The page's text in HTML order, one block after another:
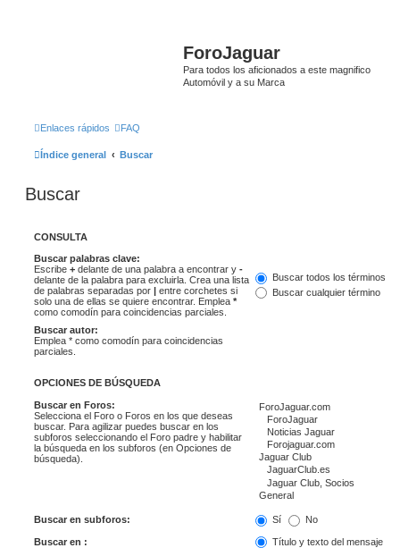
ForoJaguar
Para todos los aficionados a este magnifico
Automóvil y a su Marca
Enlaces rápidos FAQ
Índice general Buscar
Buscar
CONSULTA
Buscar palabras clave:
Escribe + delante de una palabra a encontrar y -
delante de la palabra para excluirla. Crea una lista
de palabras separadas por | entre corchetes si
solo una de ellas se quiere encontrar. Emplea *
como comodín para coincidencias parciales.
Buscar todos los términos
Buscar cualquier término
Buscar autor:
Emplea * como comodín para coincidencias
parciales.
OPCIONES DE BÚSQUEDA
Buscar en Foros:
Selecciona el Foro o Foros en los que deseas
buscar. Para agilizar puedes buscar en los
subforos seleccionando el Foro padre y habilitar
la búsqueda en los subforos (en Opciones de
búsqueda).
Buscar en subforos: Sí No
Buscar en :
Título y texto del mensaje